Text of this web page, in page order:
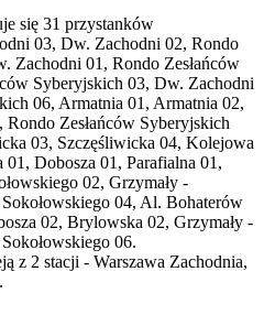
się 31 przystanków
03, Dw. Zachodni 02, Rondo
Zachodni 01, Rondo Zesłańców
Syberyjskich 03, Dw. Zachodni
06, Armatnia 01, Armatnia 02,
Zesłańców Syberyjskich
03, Szczęśliwicka 04, Kolejowa
Dobosza 01, Parafialna 01,
02, Grzymały -
04, Al. Bohaterów
02, Brylowska 02, Grzymały -
06.
z 2 stacji - Warszawa Zachodnia,